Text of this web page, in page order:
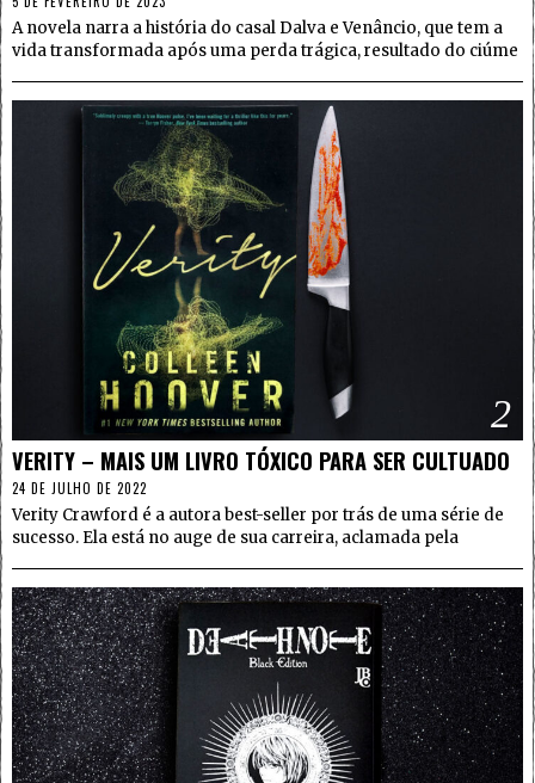
A novela narra a história do casal Dalva e Venâncio, que tem a
vida transformada após uma perda trágica, resultado do ciúme
2
VERITY – MAIS UM LIVRO TÓXICO PARA SER CULTUADO
24 DE JULHO DE 2022
Verity Crawford é a autora best-seller por trás de uma série de
sucesso. Ela está no auge de sua carreira, aclamada pela